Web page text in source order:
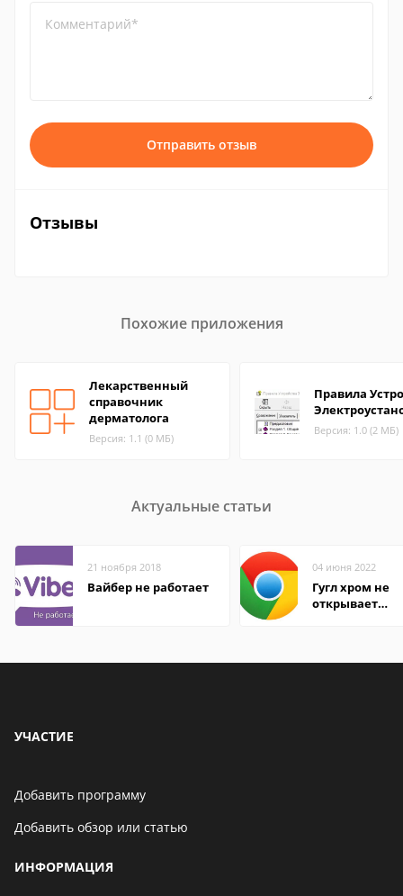
Комментарий*
Отправить отзыв
Отзывы
Похожие приложения
Лекарственный
справочник
дерматолога
Версия: 1.1 (0 МБ)
Правила
Версия: 1.0 (2 МБ)
Актуальные статьи
21 ноября 2018
Вайбер не работает
04 июня 2022
Гугл хром не
открывает
УЧАСТИЕ
Добавить программу
Добавить обзор или статью
ИНФОРМАЦИЯ